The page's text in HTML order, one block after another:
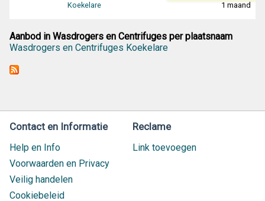
Koekelare 1 maand
Aanbod in Wasdrogers en Centrifuges per plaatsnaam
Wasdrogers en Centrifuges Koekelare
Contact en Informatie
Help en Info
Voorwaarden en Privacy
Veilig handelen
Cookiebeleid
Reclame
Link toevoegen